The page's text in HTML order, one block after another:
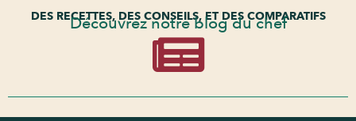
DES RECETTES, DES CONSEILS, ET DES COMPARATIFS
Découvrez notre blog du chef